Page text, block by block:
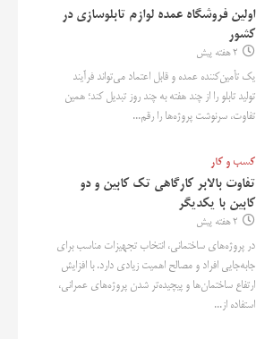
اولین فروشگاه عمده لوازم تابلوسازی در
کشور
2 هفته پیش
یک تأمین‌کننده عمده و قابل اعتماد می‌تواند فرآیند
تولید تابلو را از چند هفته به چند روز تبدیل کند؛ همین
تفاوت، سرنوشت پروژه‌ها را رقم...
کسب و کار
تفاوت بالابر کارگاهی تک کابین و دو
کابین با یکدیگر
2 هفته پیش
در پروژه‌های ساختمانی، انتخاب تجهیزات مناسب برای
جابه‌جایی افراد و مصالح اهمیت زیادی دارد. با افزایش
ارتفاع ساختمان‌ها و پیچیده‌تر شدن پروژه‌های عمرانی،
استفاده از...